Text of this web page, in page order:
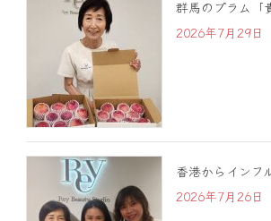
群馬のプラム「
2026年7月29日
香港からインフ
2026年7月26日